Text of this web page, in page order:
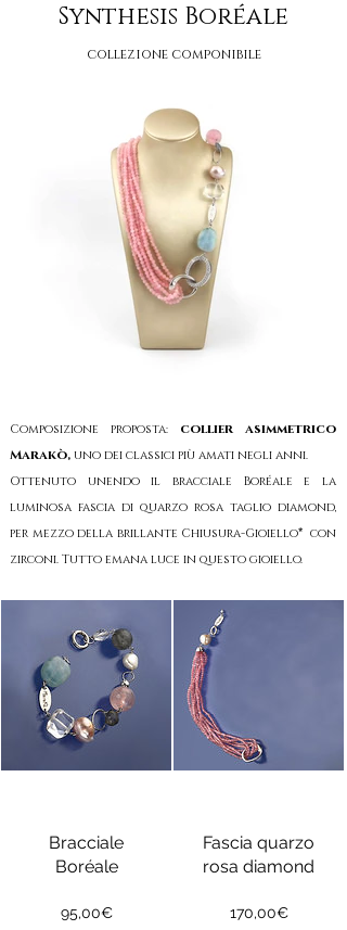
Synthesis Boréale
collezione componibile
Composizione proposta: collier asimmetrico
Marakò, uno dei classici più amati negli anni.
Ottenuto unendo il bracciale Boréale e la
luminosa fascia di quarzo rosa taglio diamond,
per mezzo della brillante Chiusura-Gioiello* con
zirconi. Tutto emana luce in questo gioiello.
Bracciale
Boréale
95,00€Prezzo
Fascia quarzo
rosa diamond
170,00€Prezzo